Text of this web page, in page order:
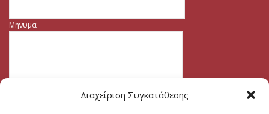
Διαχείριση Συγκατάθεσης
Μηνυμα